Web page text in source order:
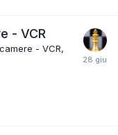
- VCR
- VCR